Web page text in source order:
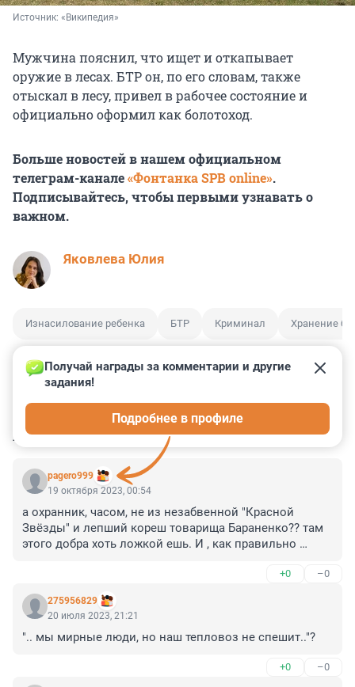
Источник: «Википедия»
Мужчина пояснил, что ищет и откапывает
оружие в лесах. БТР он, по его словам, также
отыскал в лесу, привел в рабочее состояние и
официально оформил как болотоход.
Больше новостей в нашем официальном
телеграм-канале«Фонтанка SPB online».
Подписывайтесь, чтобы первыми узнавать о
важном.
Яковлева Юлия
Изнасилование ребенка БТР Криминал Хранение
КОММЕНТАРИИ 36
pagero999
Получай награды за комментарии и другие
задания!
Подробнее в профиле
19 октября 2023, 00:54
а охранник, часом, не из незабвенной "Красной
Звёзды" и лепший кореш товарища Бараненко?? там
этого добра хоть ложкой ешь. И , как правильно
посмотрим на эти "предметы" после суда. они
запросто окажутся макетами , легально купленными
тогда, когда холостые патроны стоили не по 40-50 р, а
по 3-5 рублей штука.
+0 –0
275956829
20 июля 2023, 21:21
".. мы мирные люди, но наш тепловоз не спешит.."?
+0 –0